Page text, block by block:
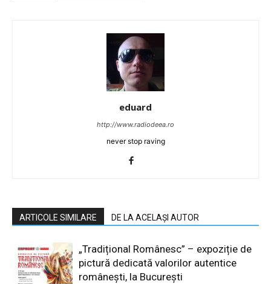
eduard
http://www.radiodeea.ro
never stop raving
ARTICOLE SIMILARE DE LA ACELAȘI AUTOR
„Tradițional Românesc” – expoziție de
pictură dedicată valorilor autentice
românești, la București